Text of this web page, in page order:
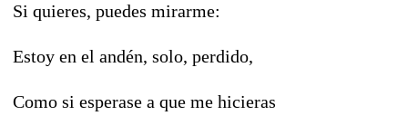
Si quieres, puedes mirarme:
Estoy en el andén, solo, perdido,
Como si esperase a que me hicieras